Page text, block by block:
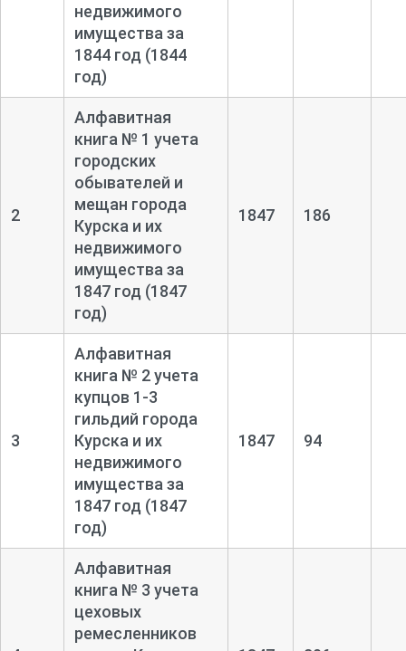
недвижимого
имущества за
1844 год (1844
год)
2
Алфавитная
книга № 1 учета
городских
обывателей и
мещан города
Курска и их
недвижимого
имущества за
1847 год (1847
год)
1847 186
3
Алфавитная
книга № 2 учета
купцов 1-3
гильдий города
Курска и их
недвижимого
имущества за
1847 год (1847
год)
1847 94
Алфавитная
книга № 3 учета
цеховых
ремесленников